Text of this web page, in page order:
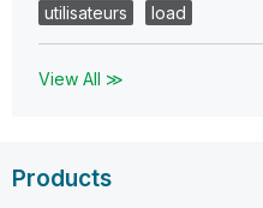
utilisateurs
load
View All ≫
Products